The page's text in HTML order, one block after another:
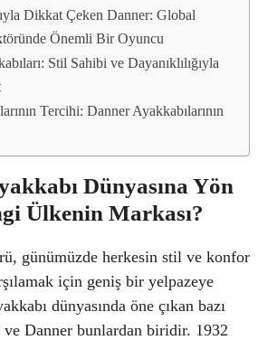
Dikkat Çeken Danner: Global
Önemli Bir Oyuncu
Stil Sahibi ve Dayanıklılığıyla
Tercihi: Danner Ayakkabılarının
Dünyasına Yön
Ülkenin Markası?
günümüzde herkesin stil ve konfor
için geniş bir yelpazeye
dünyasında öne çıkan bazı
ve Danner bunlardan biridir. 1932